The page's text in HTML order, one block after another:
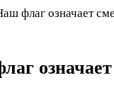
флаг означает